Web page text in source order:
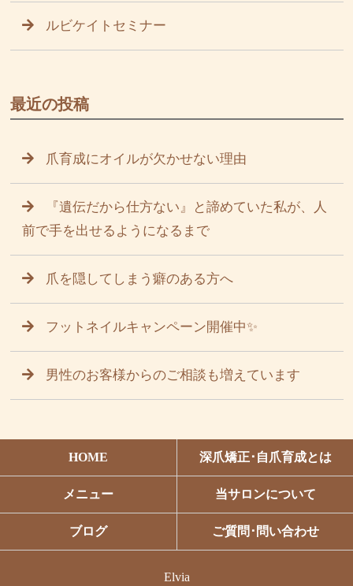
ルビケイトセミナー
最近の投稿
爪育成にオイルが欠かせない理由
『遺伝だから仕方ない』と諦めていた私が、人
前で手を出せるようになるまで
爪を隠してしまう癖のある方へ
フットネイルキャンペーン開催中✨
男性のお客様からのご相談も増えています
HOME 深爪矯正･自爪育成とは
メニュー 当サロンについて
ブログ ご質問･問い合わせ
Elvia